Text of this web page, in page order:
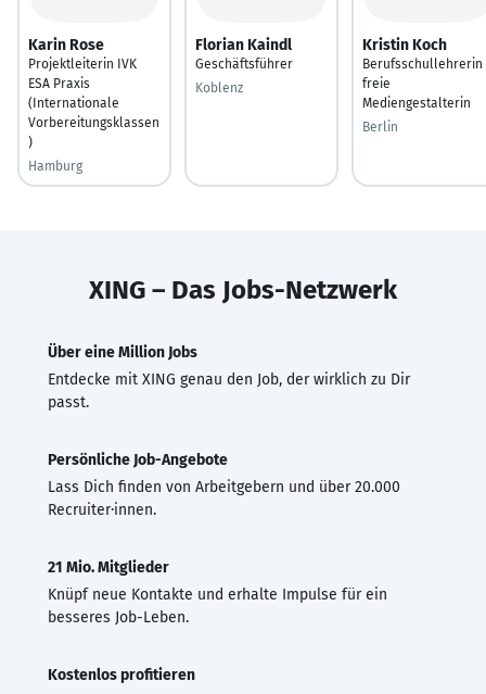
Karin Rose
Projektleiterin IVK
ESA Praxis
(Internationale
Vorbereitungsklassen
)
Hamburg
Florian Kaindl
Geschäftsführer
Koblenz
Kristin Koch
Berufsschullehrerin
freie
Mediengestalterin
Berlin
XING – Das Jobs-Netzwerk
Über eine Million Jobs
Entdecke mit XING genau den Job, der wirklich zu Dir
passt.
Persönliche Job-Angebote
Lass Dich finden von Arbeitgebern und über 20.000
Recruiter·innen.
21 Mio. Mitglieder
Knüpf neue Kontakte und erhalte Impulse für ein
besseres Job-Leben.
Kostenlos profitieren